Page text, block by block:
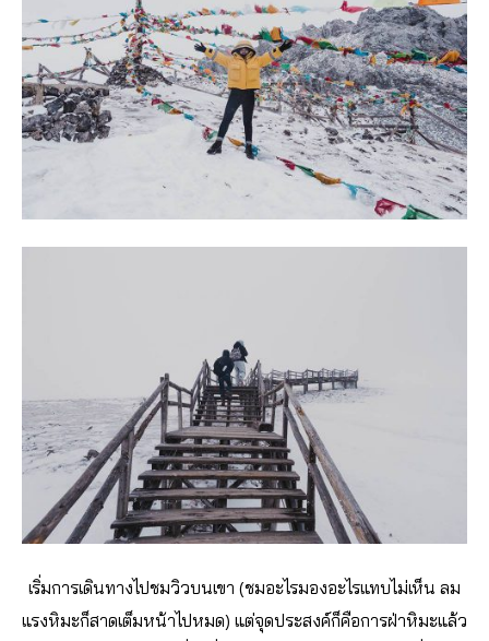
เริ่มการเดินทางไปชมวิวบนเขา (ชมอะไรมองอะไรแทบไม่เห็น ลม
แรงหิมะก็สาดเต็มหน้าไปหมด) แต่จุดประสงค์ก็คือการฝ่าหิมะแล้ว